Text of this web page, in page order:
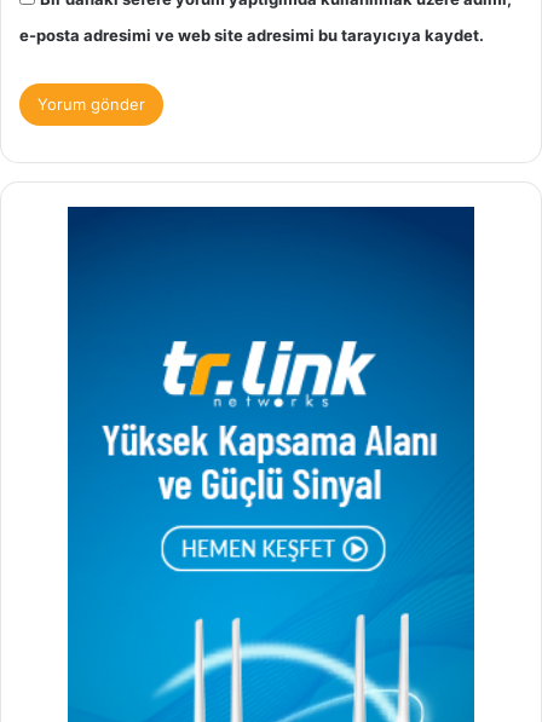
e-posta adresimi ve web site adresimi bu tarayıcıya kaydet.